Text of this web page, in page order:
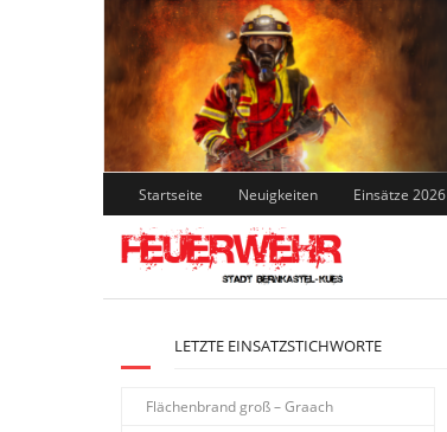
Skip
to
content
Startseite Neuigkeiten Einsätze 2026
LETZTE EINSATZSTICHWORTE
Flächenbrand groß – Graach